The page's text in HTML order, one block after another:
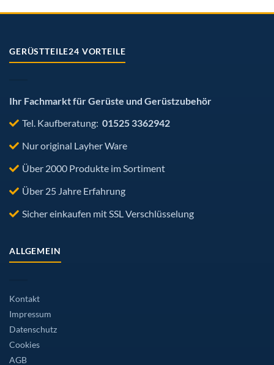
GERÜSTTEILE24 VORTEILE
Ihr Fachmarkt für Gerüste und Gerüstzubehör
Tel. Kaufberatung: 01525 3362942
Nur original Layher Ware
Über 2000 Produkte im Sortiment
Über 25 Jahre Erfahrung
Sicher einkaufen mit SSL Verschlüsselung
ALLGEMEIN
Kontakt
Impressum
Datenschutz
Cookies
AGB